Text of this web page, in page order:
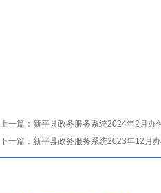
上一篇： 新平县政务服务系统2024年2月办
下一篇： 新平县政务服务系统2023年12月